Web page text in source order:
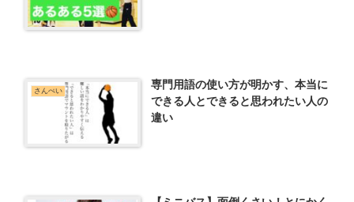
さんぺい
専門用語の使い方が明かす、本当に
できる人とできると思われたい人の
違い